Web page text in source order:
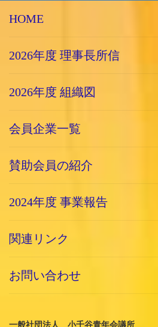
HOME
2026年度 理事長所信
2026年度 組織図
会員企業一覧
賛助会員の紹介
2024年度 事業報告
関連リンク
お問い合わせ
一般社団法人 小千谷青年会議所